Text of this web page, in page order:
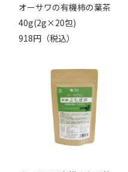
オーサワの有機柿の葉茶
40g(2g×20包)
918円（税込）